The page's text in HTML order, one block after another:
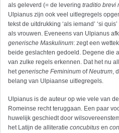
als geleverd (= de levering traditio brevi
Ulpianus zijn ook veel uitlegregels
tekst de uitdrukking ‘als iemand’ ‘si
als vrouwen. Eveneens van Ulpianus
generische Maskulinum: zegt een
beide geslachten gedoeld. Degene die
van zulke regels erkennen. Dat het nu
hetgenerische Femininum ofNeutrum,
belang van Ulpiaanse uitlegregels.
Ulpianus is de auteur op wie vele van
Romeinse recht teruggaan. Een paar
huwelijk geschiedt door
het Latijn de alliteratie concubitus en